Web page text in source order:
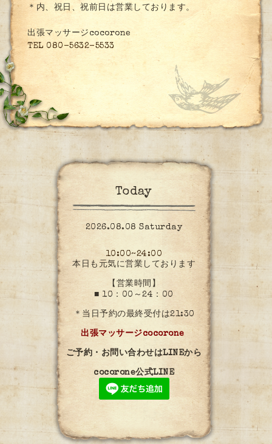
＊内、祝日、祝前日は営業しております。
出張マッサージcocorone
TEL 080-5632-5533
Today
2026.08.08 Saturday
10:00~24:00
本日も元気に営業しております
【営業時間】
■ 10：00～24：00
＊当日予約の最終受付は21:30
出張マッサージcocorone
ご予約・お問い合わせはLINEから
cocorone公式LINE